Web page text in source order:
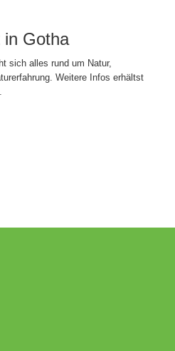
in Gotha
sich alles rund um Natur,
Weitere Infos erhältst